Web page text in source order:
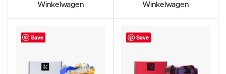
Winkelwagen
Winkelwagen
Save Save